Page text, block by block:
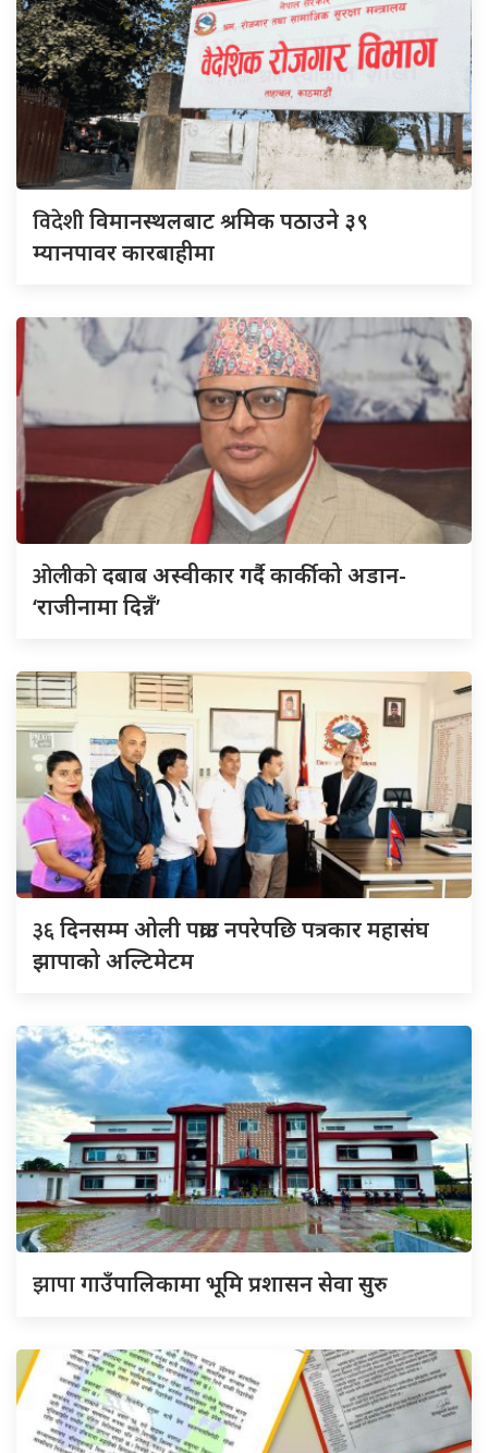
विदेशीविमानस्थलबाट श्रमिक पठाउने ३९
म्यानपावर कारबाहीमा
ओलीकोदबाब अस्वीकार गर्दै कार्कीको अडान-
‘राजीनामा दिन्नँ’
३६दिनसम्म ओली पक्राउ नपरेपछि पत्रकार महासंघ
झापाको अल्टिमेटम
झापागाउँपालिकामा भूमि प्रशासन सेवा सुरु